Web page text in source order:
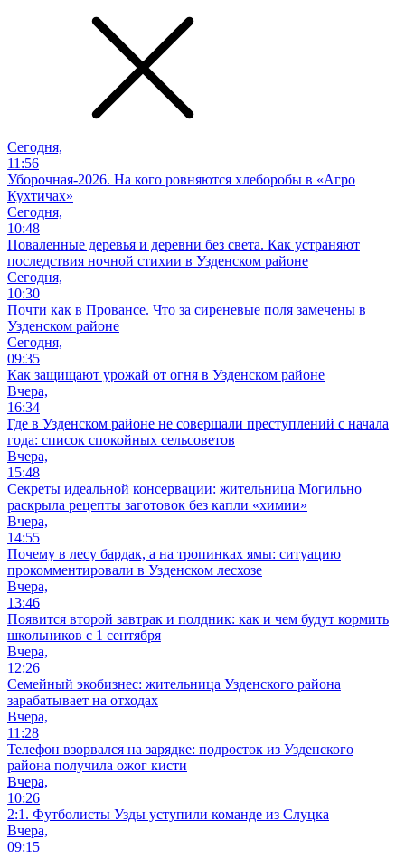
Сегодня,
11:56
Уборочная-2026. На кого ровняются хлеборобы в «Агро
Кухтичах»
Сегодня,
10:48
Поваленные деревья и деревни без света. Как устраняют
последствия ночной стихии в Узденском районе
Сегодня,
10:30
Почти как в Провансе. Что за сиреневые поля замечены в
Узденском районе
Сегодня,
09:35
Как защищают урожай от огня в Узденском районе
Вчера,
16:34
Где в Узденском районе не совершали преступлений с начала
года: список спокойных сельсоветов
Вчера,
15:48
Секреты идеальной консервации: жительница Могильно
раскрыла рецепты заготовок без капли «химии»
Вчера,
14:55
Почему в лесу бардак, а на тропинках ямы: ситуацию
прокомментировали в Узденском лесхозе
Вчера,
13:46
Появится второй завтрак и полдник: как и чем будут кормить
школьников с 1 сентября
Вчера,
12:26
Семейный экобизнес: жительница Узденского района
зарабатывает на отходах
Вчера,
11:28
Телефон взорвался на зарядке: подросток из Узденского
района получила ожог кисти
Вчера,
10:26
2:1. Футболисты Узды уступили команде из Слуцка
Вчера,
09:15